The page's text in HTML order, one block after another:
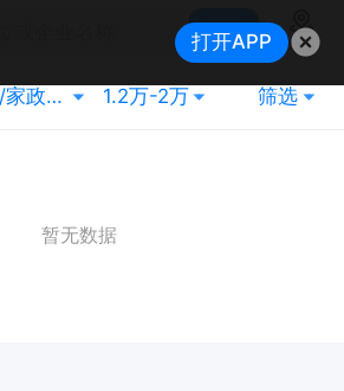
搜索
地图
安保/家政/维修 1.2万-2万 筛选
暂无数据
打开APP